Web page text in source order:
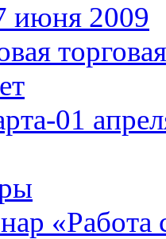
июня 2009
01
«Работа